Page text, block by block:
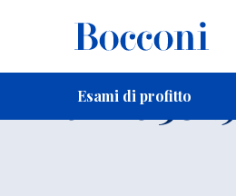
Esami di profitto
Esame 30298